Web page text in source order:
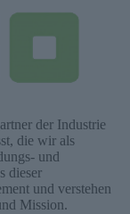
der Industrie
die wir als
und
dieser
und verstehen
Mission.